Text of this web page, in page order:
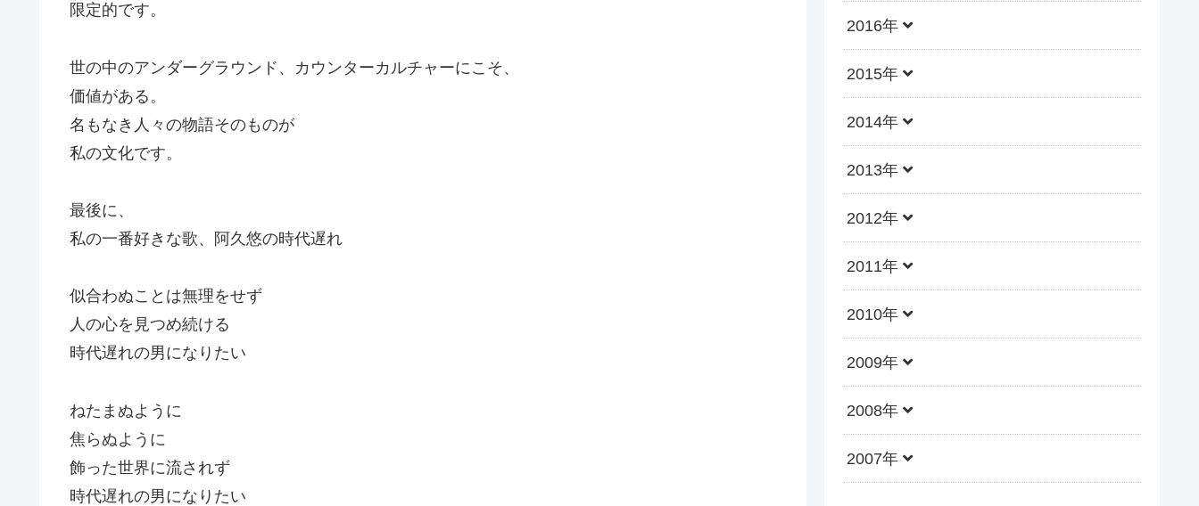
限定的です。
世の中のアンダーグラウンド、カウンターカルチャーにこそ、
価値がある。
名もなき人々の物語そのものが
私の文化です。
最後に、
私の一番好きな歌、阿久悠の時代遅れ
似合わぬことは無理をせず
人の心を見つめ続ける
時代遅れの男になりたい
ねたまぬように
焦らぬように
飾った世界に流されず
時代遅れの男になりたい
2016年
2015年
2014年
2013年
2012年
2011年
2010年
2009年
2008年
2007年